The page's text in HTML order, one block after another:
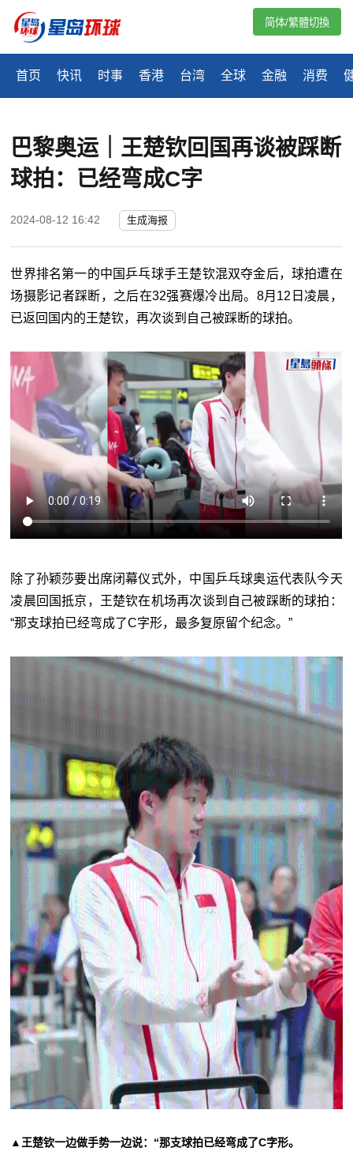
首页 快讯 时事 香港 台湾 全球 金融 消费
简体/繁體切換
巴黎奥运｜王楚钦回国再谈被踩断
球拍：已经弯成C字
2024-08-12 16:42 生成海报
世界排名第一的中国乒乓球手王楚钦混双夺金后，球拍遭在
场摄影记者踩断，之后在32强赛爆冷出局。8月12日凌晨，
已返回国内的王楚钦，再次谈到自己被踩断的球拍。
除了孙颖莎要出席闭幕仪式外，中国乒乓球奥运代表队今天
凌晨回国抵京，王楚钦在机场再次谈到自己被踩断的球拍：
“那支球拍已经弯成了C字形，最多复原留个纪念。”
▲王楚钦一边做手势一边说：“那支球拍已经弯成了C字形。